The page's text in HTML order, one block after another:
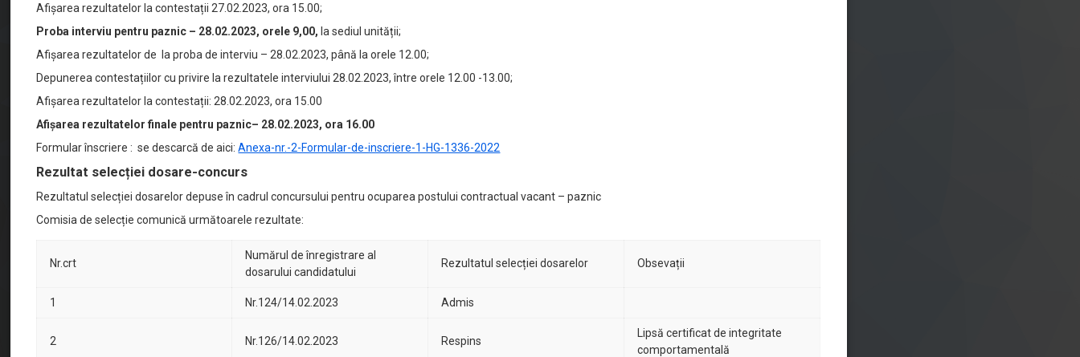
Afișarea rezultatelor la contestații 27.02.2023, ora 15.00;
Proba interviu pentru paznic – 28.02.2023, orele 9,00, la sediul unității;
Afișarea rezultatelor de la proba de interviu – 28.02.2023, până la orele 12.00;
Depunerea contestațiilor cu privire la rezultatele interviului 28.02.2023, între orele 12.00 -13.00;
Afișarea rezultatelor la contestații: 28.02.2023, ora 15.00
Afișarea rezultatelor finale pentru paznic– 28.02.2023, ora 16.00
Formular înscriere : se descarcă de aici:Anexa-nr.-2-Formular-de-inscriere-1-HG-1336-2022
Rezultat selecției dosare-concurs
Rezultatul selecției dosarelor depuse în cadrul concursului pentru ocuparea postului contractual vacant – paznic
Comisia de selecție comunică următoarele rezultate:
Nr.crt
Numărul de înregistrare al
dosarului candidatului
Rezultatul selecției dosarelor Obsevații
1 Nr.124/14.02.2023 Admis
2 Nr.126/14.02.2023 Respins
Lipsă certificat de integritate
comportamentală